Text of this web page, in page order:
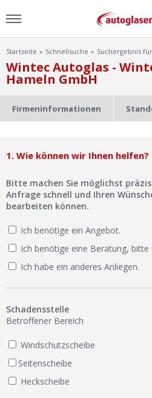
Menu
Home
Scheibensuche
FAQ
Lexikon
Startseite Schnellsuche Suchergebnis
Wintec Autoglas -
Hameln GmbH
Firmeninformationen
1. Wie können wir Ihnen helfen?
Bitte machen Sie möglichst
Anfrage schnell und Ihren
bearbeiten können.
Ich benötige ein Angebot.
Ich benötige eine Beratung, bitte
Ich habe ein anderes Anliegen.
Schadensstelle
Betroffener Bereich
Windschutzscheibe
Seitenscheibe
Heckscheibe